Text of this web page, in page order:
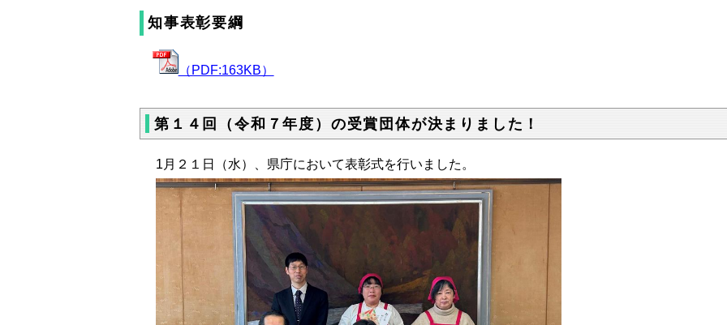
知事表彰要綱
（PDF:163KB）
第１４回（令和７年度）の受賞団体が決まりました！
1月２１日（水）、県庁において表彰式を行いました。